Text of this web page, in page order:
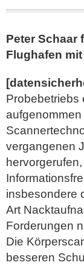
Peter Schaar
Flughafen
Probebetriebs
vergangenen
insbesondere
Art
Forderungen
Die
besseren